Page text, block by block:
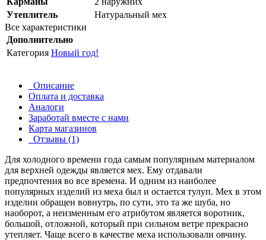
Утеплитель
Натуральный мех
Все характеристики
Дополнительно
Категория Новый год!
Описание
Оплата и доставка
Аналоги
Заработай вместе с нами
Карта магазинов
Отзывы (1)
Для холодного времени года самым популярным материалом
для верхней одежды является мех. Ему отдавали
предпочтения во все времена. И одним из наиболее
популярных изделий из меха был и остается тулуп. Мех в этом
изделии обращен вовнутрь, по сути, это та же шуба, но
наоборот, а неизменным его атрибутом является воротник,
большой, отложной, который при сильном ветре прекрасно
утепляет. Чаще всего в качестве меха использовали овчину.